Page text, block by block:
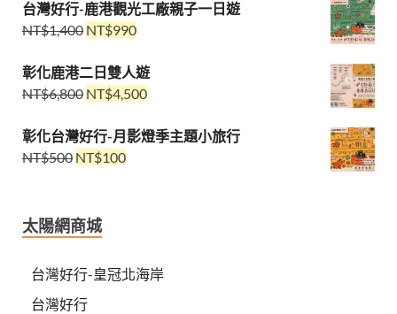
台灣好行-鹿港觀光工廠親子一日遊
NT$1,400 NT$990
彰化鹿港二日雙人遊
NT$6,800 NT$4,500
彰化台灣好行-月影燈季主題小旅行
NT$500 NT$100
太陽網商城
台灣好行-皇冠北海岸
台灣好行